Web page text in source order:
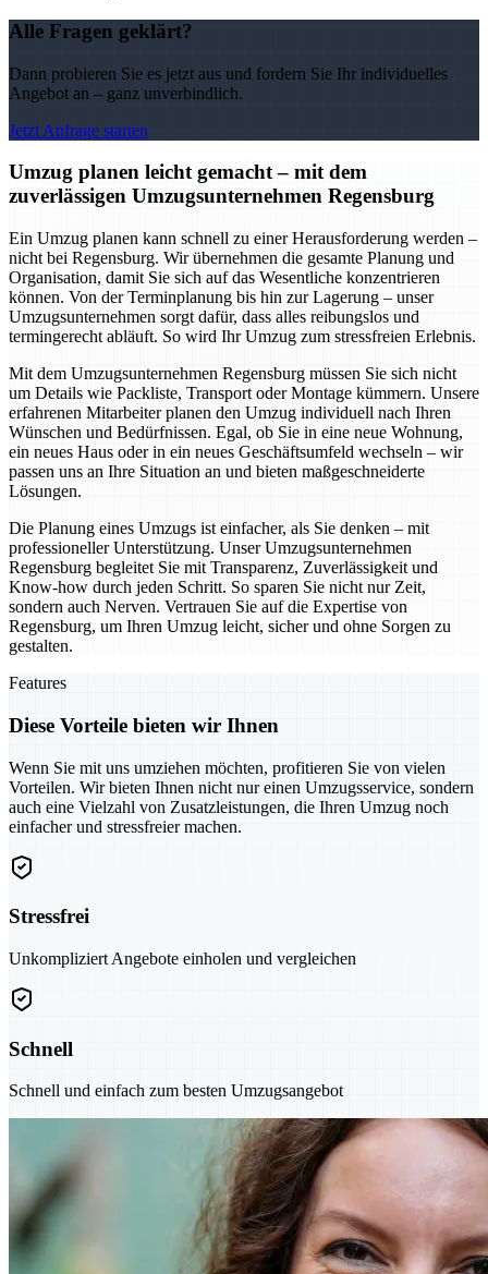
Alle Fragen geklärt?
Dann probieren Sie es jetzt aus und fordern Sie Ihr individuelles
Angebot an – ganz unverbindlich.
Jetzt Anfrage starten
Umzug planen leicht gemacht – mit dem
zuverlässigen Umzugsunternehmen Regensburg
Ein Umzug planen kann schnell zu einer Herausforderung werden –
nicht bei Regensburg. Wir übernehmen die gesamte Planung und
Organisation, damit Sie sich auf das Wesentliche konzentrieren
können. Von der Terminplanung bis hin zur Lagerung – unser
Umzugsunternehmen sorgt dafür, dass alles reibungslos und
termingerecht abläuft. So wird Ihr Umzug zum stressfreien Erlebnis.
Mit dem Umzugsunternehmen Regensburg müssen Sie sich nicht
um Details wie Packliste, Transport oder Montage kümmern. Unsere
erfahrenen Mitarbeiter planen den Umzug individuell nach Ihren
Wünschen und Bedürfnissen. Egal, ob Sie in eine neue Wohnung,
ein neues Haus oder in ein neues Geschäftsumfeld wechseln – wir
passen uns an Ihre Situation an und bieten maßgeschneiderte
Lösungen.
Die Planung eines Umzugs ist einfacher, als Sie denken – mit
professioneller Unterstützung. Unser Umzugsunternehmen
Regensburg begleitet Sie mit Transparenz, Zuverlässigkeit und
Know-how durch jeden Schritt. So sparen Sie nicht nur Zeit,
sondern auch Nerven. Vertrauen Sie auf die Expertise von
Regensburg, um Ihren Umzug leicht, sicher und ohne Sorgen zu
gestalten.
Features
Diese Vorteile bieten wir Ihnen
Wenn Sie mit uns umziehen möchten, profitieren Sie von vielen
Vorteilen. Wir bieten Ihnen nicht nur einen Umzugsservice, sondern
auch eine Vielzahl von Zusatzleistungen, die Ihren Umzug noch
einfacher und stressfreier machen.
Stressfrei
Unkompliziert Angebote einholen und vergleichen
Schnell
Schnell und einfach zum besten Umzugsangebot